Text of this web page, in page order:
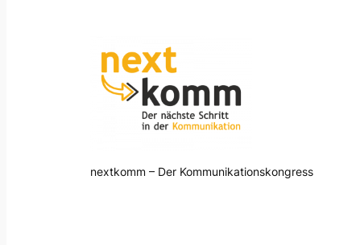
nextkomm – Der Kommunikationskongress